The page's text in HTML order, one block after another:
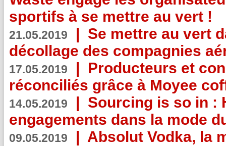
sportifs à se mettre au vert !
21.05.2019 | Se mettre au vert
décollage des compagnies
17.05.2019 | Producteurs et
réconciliés grâce à Moyee
14.05.2019 | Sourcing is so in :
engagements dans la mode
09.05.2019 | Absolut Vodka, la